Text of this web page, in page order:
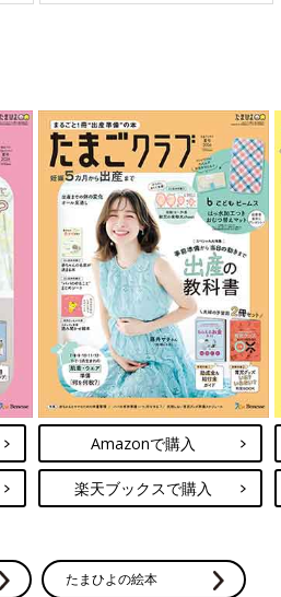
Amazonで購入
楽天ブックスで購入
たまひよの絵本